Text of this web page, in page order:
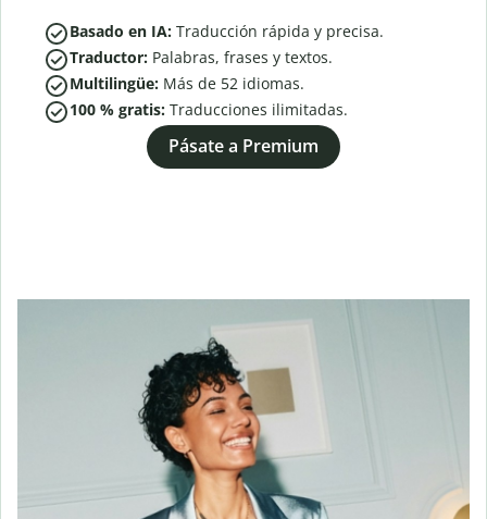
Basado en IA: Traducción rápida y precisa.
Traductor: Palabras, frases y textos.
Multilingüe: Más de 52 idiomas.
100 % gratis: Traducciones ilimitadas.
Pásate a Premium